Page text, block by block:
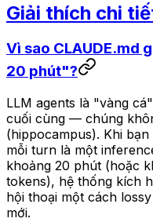
Giải thích chi
Vì sao CLAUDE.md
20 phút"?
LLM agents là "vàng
cuối cùng — chúng
(hippocampus). Khi
mỗi turn là một
khoảng 20 phút (hoặc
tokens), hệ thống kích
hội thoại một cách
mới.